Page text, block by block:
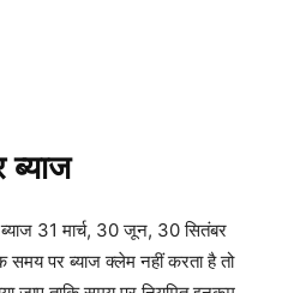
31 मार्च, 30 जून, 30 सितंबर
पर ब्याज क्लेम नहीं करता है तो